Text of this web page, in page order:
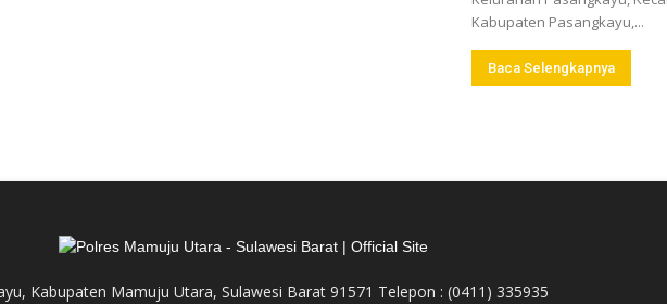
Kabupaten Pasangkayu,...
Baca Selengkapnya
Kabupaten Mamuju Utara, Sulawesi Barat 91571 Telepon : (0411) 335935